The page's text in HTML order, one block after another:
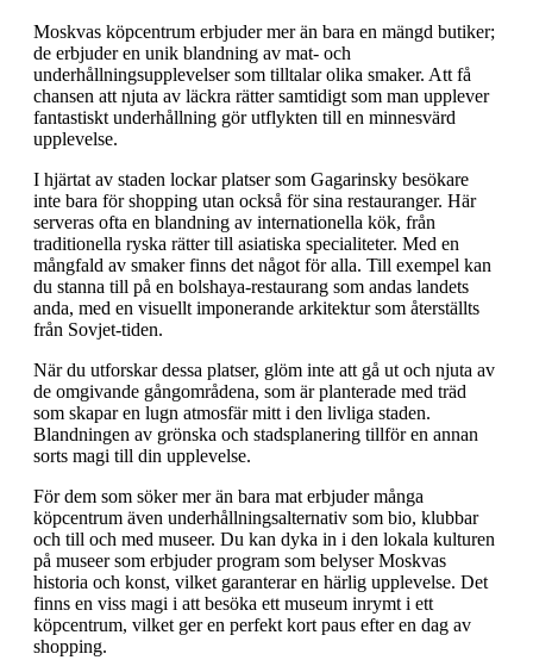
Moskvas köpcentrum erbjuder mer än bara en mängd butiker;
de erbjuder en unik blandning av mat- och
underhållningsupplevelser som tilltalar olika smaker. Att få
chansen att njuta av läckra rätter samtidigt som man upplever
fantastiskt underhållning gör utflykten till en minnesvärd
upplevelse.
I hjärtat av staden lockar platser som Gagarinsky besökare
inte bara för shopping utan också för sina restauranger. Här
serveras ofta en blandning av internationella kök, från
traditionella ryska rätter till asiatiska specialiteter. Med en
mångfald av smaker finns det något för alla. Till exempel kan
du stanna till på en bolshaya-restaurang som andas landets
anda, med en visuellt imponerande arkitektur som återställts
från Sovjet-tiden.
När du utforskar dessa platser, glöm inte att gå ut och njuta av
de omgivande gångområdena, som är planterade med träd
som skapar en lugn atmosfär mitt i den livliga staden.
Blandningen av grönska och stadsplanering tillför en annan
sorts magi till din upplevelse.
För dem som söker mer än bara mat erbjuder många
köpcentrum även underhållningsalternativ som bio, klubbar
och till och med museer. Du kan dyka in i den lokala kulturen
på museer som erbjuder program som belyser Moskvas
historia och konst, vilket garanterar en härlig upplevelse. Det
finns en viss magi i att besöka ett museum inrymt i ett
köpcentrum, vilket ger en perfekt kort paus efter en dag av
shopping.